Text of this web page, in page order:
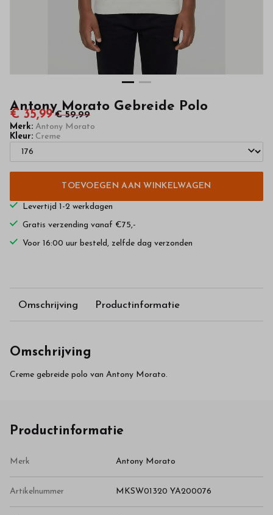
webshop
Antony Morato Gebreide Polo
€ 35,99 € 59,99
Merk: Antony Morato
Kleur: Creme
TOEVOEGEN AAN WINKELWAGEN
Levertijd 1-2 werkdagen
Gratis verzending vanaf €75,-
Voor 16:00 uur besteld, zelfde dag verzonden
Omschrijving Productinformatie
Omschrijving
Creme gebreide polo van Antony Morato.
Productinformatie
Merk Antony Morato
Artikelnummer MKSW01320 YA200076